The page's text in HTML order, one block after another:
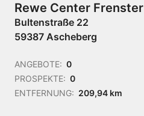
Rewe Center Frenster
Bultenstraße 22
59387 Ascheberg
ANGEBOTE: 0
PROSPEKTE: 0
ENTFERNUNG: 209,94 km